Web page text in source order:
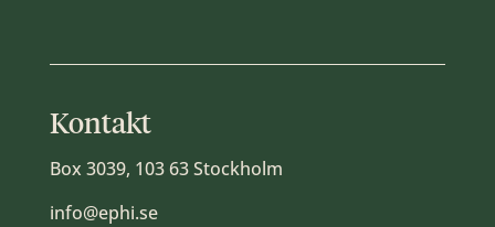
Kontakt
Box 3039, 103 63 Stockholm
info@ephi.se